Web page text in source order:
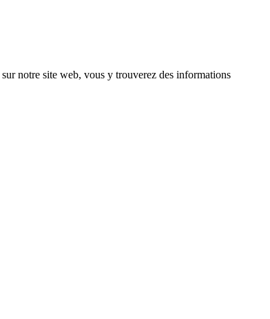
sur notre site web, vous y trouverez des informations